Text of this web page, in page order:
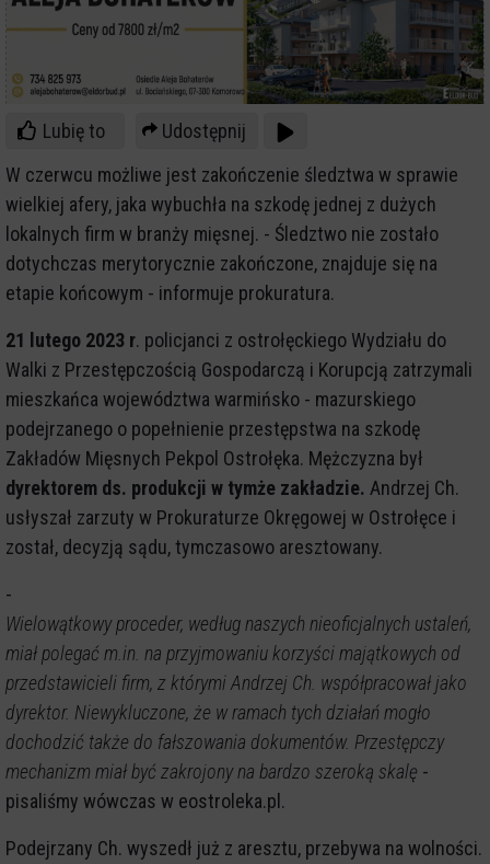
Lubię to
Udostępnij
W czerwcu możliwe jest zakończenie śledztwa w sprawie
wielkiej afery, jaka wybuchła na szkodę jednej z dużych
lokalnych firm w branży mięsnej. - Śledztwo nie zostało
dotychczas merytorycznie zakończone, znajduje się na
etapie końcowym - informuje prokuratura.
21 lutego 2023 r. policjanci z ostrołęckiego Wydziału do
Walki z Przestępczością Gospodarczą i Korupcją zatrzymali
mieszkańca województwa warmińsko - mazurskiego
podejrzanego o popełnienie przestępstwa na szkodę
Zakładów Mięsnych Pekpol Ostrołęka. Mężczyzna był
dyrektorem ds. produkcji w tymże zakładzie. Andrzej Ch.
usłyszał zarzuty w Prokuraturze Okręgowej w Ostrołęce i
został, decyzją sądu, tymczasowo aresztowany.
-
Wielowątkowy proceder, według naszych nieoficjalnych ustaleń,
miał polegać m.in. na przyjmowaniu korzyści majątkowych od
przedstawicieli firm, z którymi Andrzej Ch. współpracował jako
dyrektor. Niewykluczone, że w ramach tych działań mogło
dochodzić także do fałszowania dokumentów. Przestępczy
mechanizm miał być zakrojony na bardzo szeroką skalę -
pisaliśmy wówczas w eostroleka.pl.
Podejrzany Ch. wyszedł już z aresztu, przebywa na wolności.